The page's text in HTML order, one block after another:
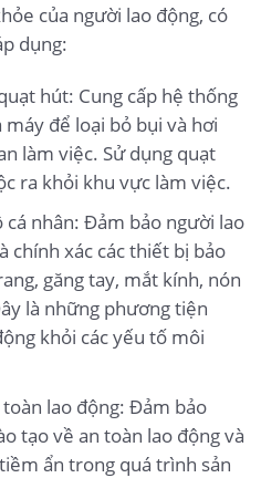
của người lao động, có
dụng:
hút: Cung cấp hệ thống
để loại bỏ bụi và hơi
làm việc. Sử dụng quạt
ra khỏi khu vực làm việc.
nhân: Đảm bảo người lao
chính xác các thiết bị bảo
găng tay, mắt kính, nón
là những phương tiện
khỏi các yếu tố môi
lao động: Đảm bảo
tạo về an toàn lao động và
ẩn trong quá trình sản